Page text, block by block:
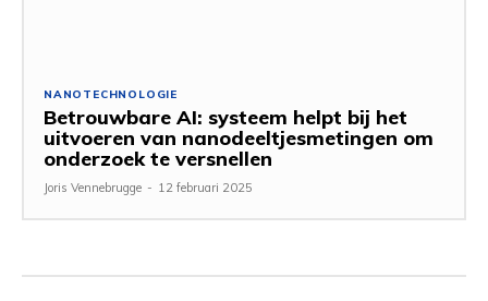
NANOTECHNOLOGIE
Betrouwbare AI: systeem helpt bij het
uitvoeren van nanodeeltjesmetingen om
onderzoek te versnellen
Joris Vennebrugge - 12 februari 2025